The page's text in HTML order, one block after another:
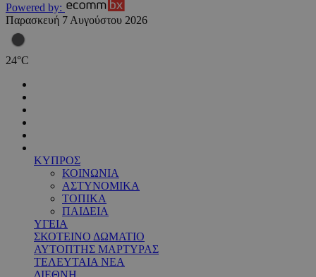
Powered by:
Παρασκευή 7 Αυγούστου 2026
24°C
ΚΥΠΡΟΣ
ΚΟΙΝΩΝΙΑ
ΑΣΤΥΝΟΜΙΚΑ
ΤΟΠΙΚΑ
ΠΑΙΔΕΙΑ
ΥΓΕΙΑ
ΣΚΟΤΕΙΝΟ ΔΩΜΑΤΙΟ
ΑΥΤΟΠΤΗΣ ΜΑΡΤΥΡΑΣ
ΤΕΛΕΥΤΑΙΑ ΝΕΑ